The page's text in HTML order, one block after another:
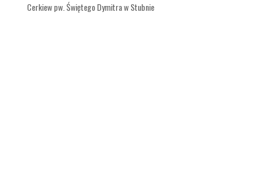
Cerkiew pw. Świętego Dymitra w Stubnie